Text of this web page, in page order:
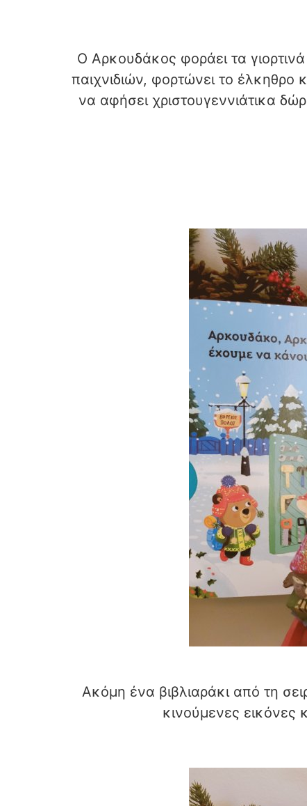
Ο Αρκουδάκος φοράει τα
παιχνιδιών, φορτώνει το έλκηθρο
να αφήσει χριστουγεννιάτικα
Ακόμη ένα βιβλιαράκι από τη
κινούμενες εικόνες